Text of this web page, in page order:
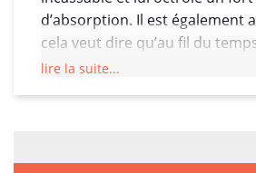
d’absorption. Il est également
cela veut dire qu’au fil du
pour retrouver son état initial.
lire la suite...